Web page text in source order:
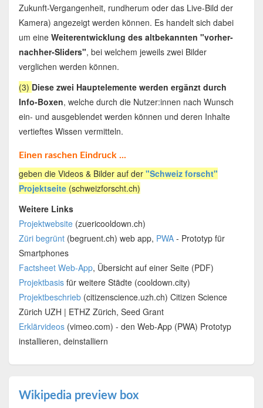
Zukunft-Vergangenheit, rundherum oder das Live-Bild der
Kamera) angezeigt werden können. Es handelt sich dabei
um eine Weiterentwicklung des altbekannten "vorher-
nachher-Sliders", bei welchem jeweils zwei Bilder
verglichen werden können.
(3) Diese zwei Hauptelemente werden ergänzt durch
Info-Boxen, welche durch die Nutzer:innen nach Wunsch
ein- und ausgeblendet werden können und deren Inhalte
vertieftes Wissen vermitteln.
Einen raschen Eindruck ...
geben die Videos & Bilder auf der "Schweiz forscht"
Projektseite(schweizforscht.ch)
Weitere Links
Projektwebsite(zuericooldown.ch)
Züri begrünt(begruent.ch) web app, PWA- Prototyp für
Smartphones
Factsheet Web-App, Übersicht auf einer Seite (PDF)
Projektbasisfür weitere Städte (cooldown.city)
Projektbeschrieb(citizenscience.uzh.ch) Citizen Science
Zürich UZH | ETHZ Zürich, Seed Grant
Erklärvideos(vimeo.com) - den Web-App (PWA) Prototyp
installieren, deinstalliern
Wikipedia preview box